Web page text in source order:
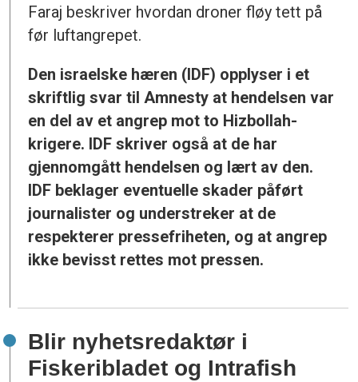
Faraj beskriver hvordan droner fløy tett på
før luftangrepet.
Den israelske hæren (IDF) opplyser i et
skriftlig svar til Amnesty at hendelsen var
en del av et angrep mot to Hizbollah-
krigere. IDF skriver også at de har
gjennomgått hendelsen og lært av den.
IDF beklager eventuelle skader påført
journalister og understreker at de
respekterer pressefriheten, og at angrep
ikke bevisst rettes mot pressen.
Blir nyhetsredaktør i
Fiskeribladet og Intrafish